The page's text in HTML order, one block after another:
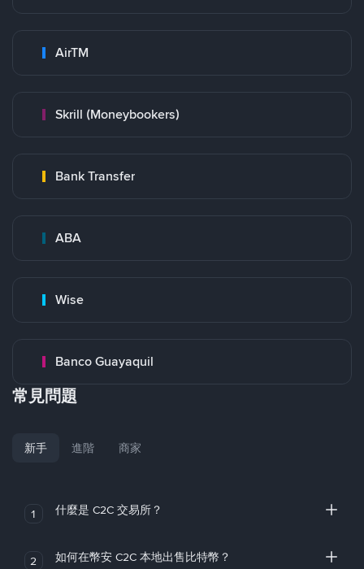
AirTM
Skrill (Moneybookers)
Bank Transfer
ABA
Wise
Banco Guayaquil
常見問題
新手 進階 商家
1 什麼是 C2C 交易所？
2 如何在幣安 C2C 本地出售比特幣？